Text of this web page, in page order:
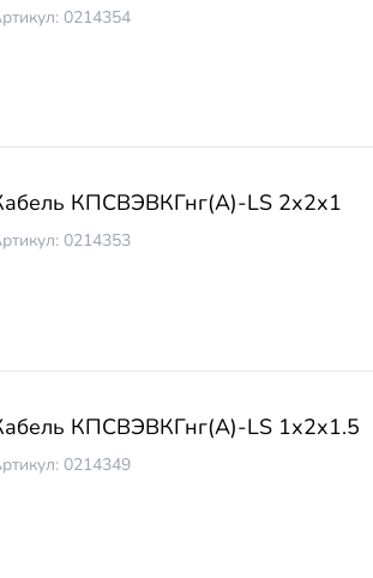
0214354
КПСВЭВКГнг(А)-LS 2х2х1
0214353
КПСВЭВКГнг(А)-LS 1х2х1.5
0214349